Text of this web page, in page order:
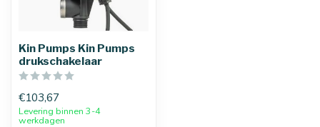
Kin Pumps Kin Pumps
drukschakelaar
€103,67
Levering binnen 3-4
werkdagen